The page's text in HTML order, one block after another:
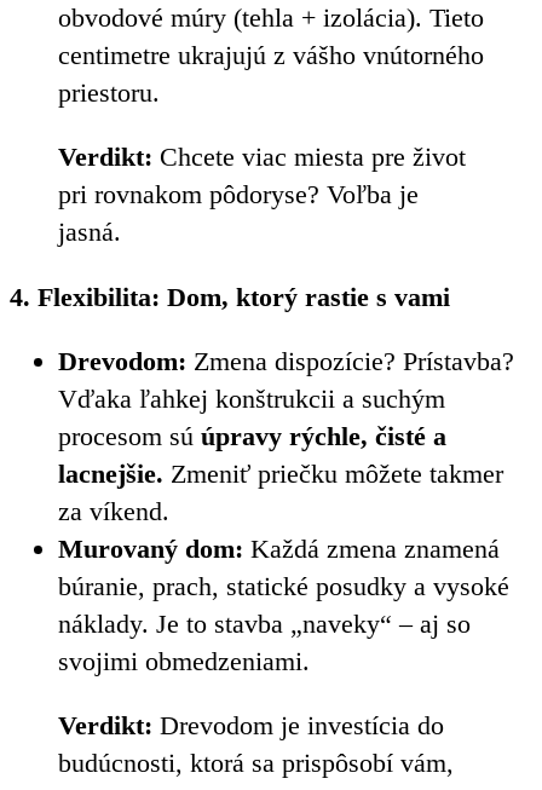
obvodové múry (tehla + izolácia). Tieto
centimetre ukrajujú z vášho vnútorného
priestoru.
Verdikt: Chcete viac miesta pre život
pri rovnakom pôdoryse? Voľba je
jasná.
4. Flexibilita: Dom, ktorý rastie s vami
Drevodom: Zmena dispozície? Prístavba?
Vďaka ľahkej konštrukcii a suchým
procesom sú úpravy rýchle, čisté a
lacnejšie. Zmeniť priečku môžete takmer
za víkend.
Murovaný dom: Každá zmena znamená
búranie, prach, statické posudky a vysoké
náklady. Je to stavba „naveky“ – aj so
svojimi obmedzeniami.
Verdikt: Drevodom je investícia do
budúcnosti, ktorá sa prispôsobí vám,